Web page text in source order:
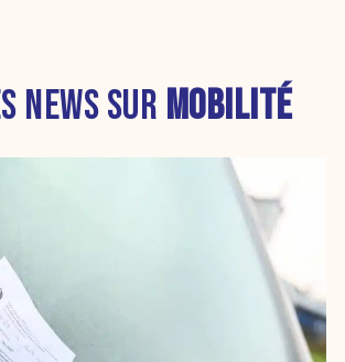
NEWS SUR MOBILITÉ